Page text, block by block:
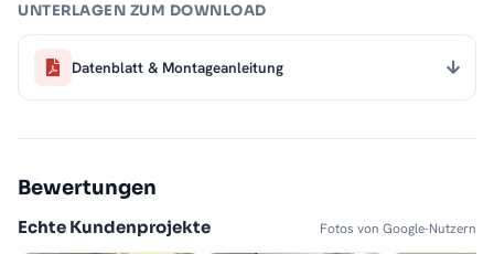
UNTERLAGEN ZUM DOWNLOAD
Datenblatt & Montageanleitung
Bewertungen
Echte Kundenprojekte Fotos von Google-Nutzern